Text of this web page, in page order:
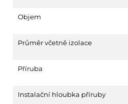
Objem
Průměr včetně izolace
Příruba
Instalační hloubka příruby